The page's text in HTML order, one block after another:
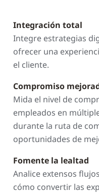
Integración total
Integre estrategias
ofrecer una
el cliente.
Compromiso
Mida el nivel de
empleados en
durante la ruta de
oportunidades de
Fomente la lealtad
Analice extensos
cómo convertir las